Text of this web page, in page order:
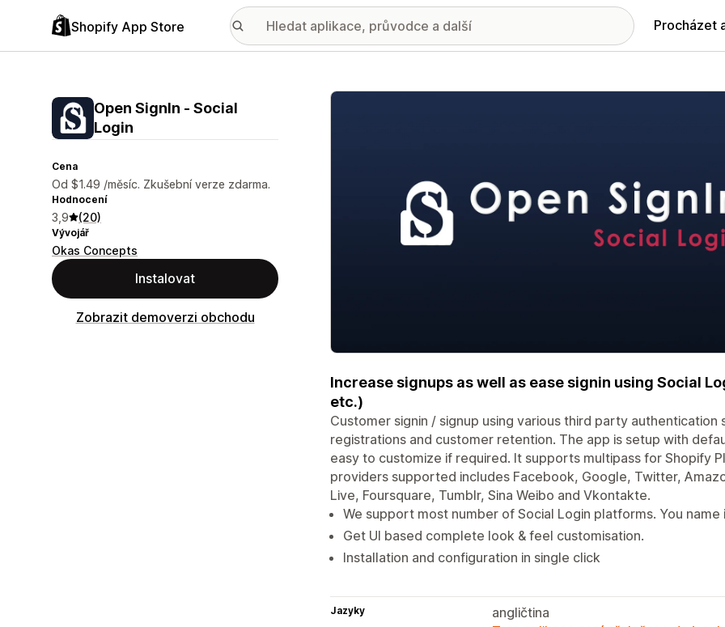
Shopify App Store Procházet
Open SignIn ‑ Social
Login
Cena
Od $1.49 /měsíc. Zkušební verze zdarma.
Hodnocení
3,9 (20)
Vývojář
Okas Concepts
Instalovat
Zobrazit demoverzi obchodu
Galerie propagovaných obrázků
Increase signups as well as ease signin using Social
etc.)
Customer signin / signup using various third party
registrations and customer retention. The app is setup with
easy to customize if required. It supports multipass for Shopify
providers supported includes Facebook, Google, Twitter,
Live, Foursquare, Tumblr, Sina Weibo and Vkontakte.
We support most number of Social Login platforms. You name
Get UI based complete look & feel customisation.
Installation and configuration in single click
Jazyky
angličtina